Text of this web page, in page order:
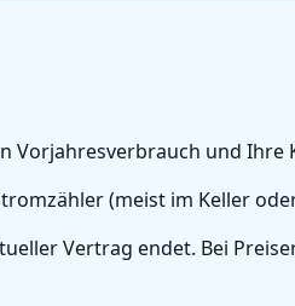
Vorjahresverbrauch und Ihre
(meist im Keller
Vertrag endet. Bei